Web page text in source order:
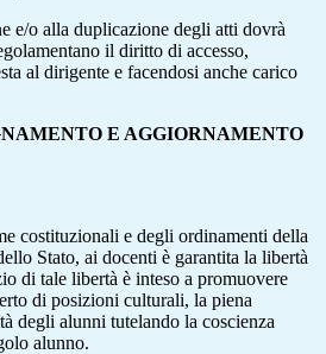
e/o alla duplicazione degli atti dovrà
il diritto di accesso,
al dirigente e facendosi anche carico
E AGGIORNAMENTO
costituzionali e degli ordinamenti della
Stato, ai docenti è garantita la libertà
di tale libertà è inteso a promuovere
di posizioni culturali, la piena
degli alunni tutelando la coscienza
alunno.